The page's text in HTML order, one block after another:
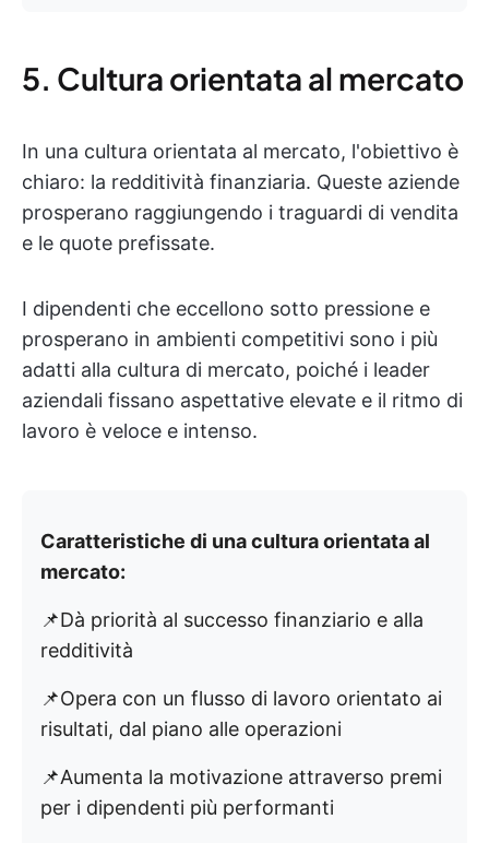
5. Cultura orientata al mercato
In una cultura orientata al mercato, l'obiettivo è
chiaro: la redditività finanziaria. Queste aziende
prosperano raggiungendo i traguardi di vendita
e le quote prefissate.
I dipendenti che eccellono sotto pressione e
prosperano in ambienti competitivi sono i più
adatti alla cultura di mercato, poiché i leader
aziendali fissano aspettative elevate e il ritmo di
lavoro è veloce e intenso.
Caratteristiche di una cultura orientata al
mercato:
📌Dà priorità al successo finanziario e alla
redditività
📌Opera con un flusso di lavoro orientato ai
risultati, dal piano alle operazioni
📌Aumenta la motivazione attraverso premi
per i dipendenti più performanti